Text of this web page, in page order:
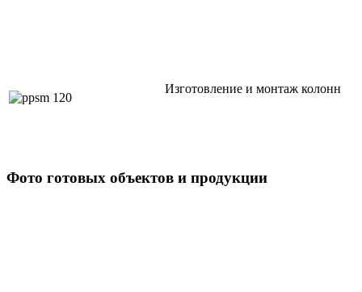
Изготовление и монтаж колонн
Фото готовых объектов и продукции